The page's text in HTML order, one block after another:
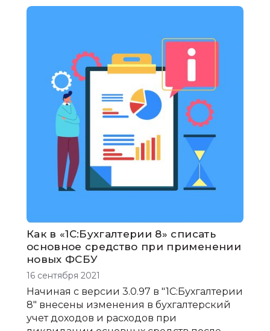
Как в «1С:Бухгалтерии 8» списать
основное средство при применении
новых ФСБУ
16 сентября 2021
Начиная с версии 3.0.97 в "1С:Бухгалтерии
8" внесены изменения в бухгалтерский
учет доходов и расходов при